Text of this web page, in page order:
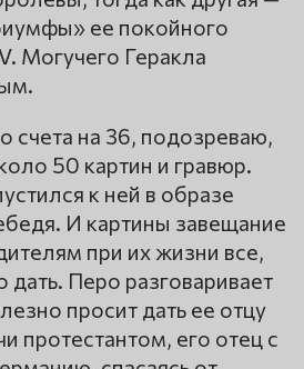
ее покойного
Могучего Геракла
счета на 36, подозреваю,
50 картин и гравюр.
к ней в образе
И картины завещание
при их жизни все,
Перо разговаривает
просит дать ее отцу
протестантом, его отец с